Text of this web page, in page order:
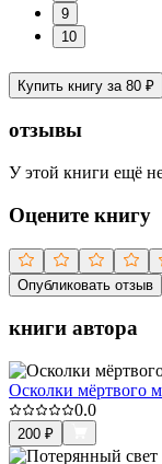
9
10
Купить книгу за 80 ₽
отзывы
У этой книги ещё
Оцените книгу
Опубликовать отзыв
книги автора
Осколки мёртвого
0.0
200 ₽